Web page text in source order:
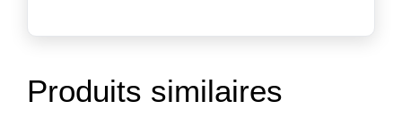
Produits similaires